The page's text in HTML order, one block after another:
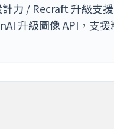
力 / Recraft 升級支
升級圖像 API，支